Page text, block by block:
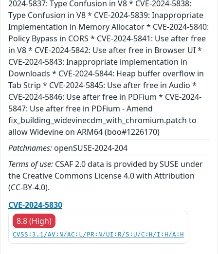
2024-5837: Type Confusion in V8 * CVE-2024-5838:
Type Confusion in V8 * CVE-2024-5839: Inappropriate
Implementation in Memory Allocator * CVE-2024-5840:
Policy Bypass in CORS * CVE-2024-5841: Use after free
in V8 * CVE-2024-5842: Use after free in Browser UI *
CVE-2024-5843: Inappropriate implementation in
Downloads * CVE-2024-5844: Heap buffer overflow in
Tab Strip * CVE-2024-5845: Use after free in Audio *
CVE-2024-5846: Use after free in PDFium * CVE-2024-
5847: Use after free in PDFium - Amend
fix_building_widevinecdm_with_chromium.patch to
allow Widevine on ARM64 (boo#1226170)
Patchnames: openSUSE-2024-204
Terms of use: CSAF 2.0 data is provided by SUSE under
the Creative Commons License 4.0 with Attribution
(CC-BY-4.0).
CVE-2024-5830
8.8 (High)
CVSS:3.1/AV:N/AC:L/PR:N/UI:R/S:U/C:H/I:H/A:H